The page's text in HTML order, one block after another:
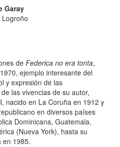
Garay
de Federica no era tonta,
ejemplo interesante del
y expresión de las
las vivencias de su autor,
nacido en La Coruña en 1912 y
en diversos países
Dominicana, Guatemala,
(Nueva York), hasta su
en 1985.